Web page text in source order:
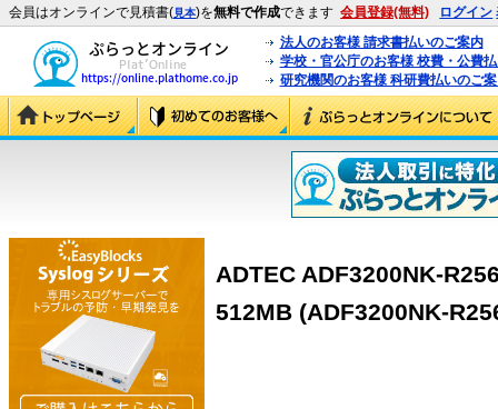
会員はオンラインで見積書(見本)を無料で作成できます 会員登録(無料) ログイン
法人のお客様 請求書払いのご案内
学校・官公庁のお客様 校費・公費
研究機関のお客様 科研費払いのご
ADTEC ADF3200NK-
512MB (ADF3200NK-